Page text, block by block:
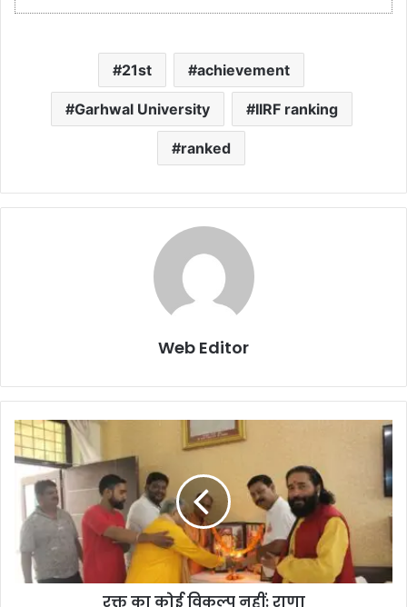
21st achievement
Garhwal University IIRF ranking
ranked
Web Editor
रक्त का कोई विकल्प नहीं: राणा